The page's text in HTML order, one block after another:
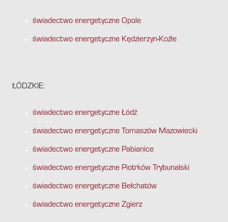
świadectwo energetyczne Opole
świadectwo energetyczne Kędzierzyn-Koźle
ŁÓDZKIE:
świadectwo energetyczne Łódź
świadectwo energetyczne Tomaszów Mazowiecki
świadectwo energetyczne Pabianice
świadectwo energetyczne Piotrków Trybunalski
świadectwo energetyczne Bełchatów
świadectwo energetyczne Zgierz